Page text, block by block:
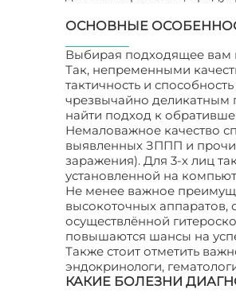
ОСНОВНЫЕ
Выбирая подходящее вам
Так, непременными
тактичность и
чрезвычайно деликатным
найти подход к
Немаловажное качество
выявленных ЗППП и
заражения). Для 3-х лиц
установленной на
Не менее важное
высокоточных аппаратов,
осуществлённой
повышаются шансы на
Также стоит отметить
эндoкринoлoги,
КАКИЕ БОЛЕЗНИ